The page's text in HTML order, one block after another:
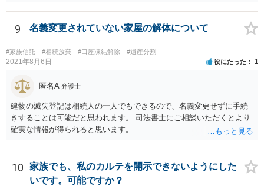
9 名義変更されていない家屋の解体について
#家族信託 #相続放棄 #口座凍結解除 #遺産分割
2021年8月6日 役にたった 1
匿名A 弁護士
建物の滅失登記は相続人の一人でもできるので、名義変更せずに手続
きすることは可能だと思われます。 司法書士にご相談いただくとより
確実な情報が得られると思います。
10
家族でも、私のカルテを開示できないようにした
いです。可能ですか？